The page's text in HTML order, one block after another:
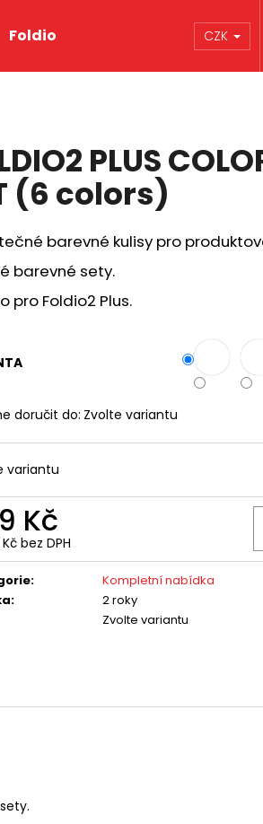
Foldio CZK
PLUS
(6 colors)
barevné kulisy pro
barevné sety.
pro Foldio2 Plus.
doručit do: Zvolte variantu
variantu
Kč
Kč bez DPH
:
Kompletní nabídka
:
2 roky
Zvolte variantu
HLEDAT